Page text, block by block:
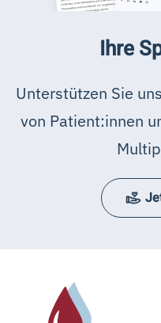
Ihre
Unterstützen Sie
von Patient:innen